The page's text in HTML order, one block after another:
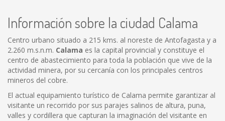
Información sobre la ciudad Calama
Centro urbano situado a 215 kms. al noreste de Antofagasta y a
2.260 m.s.n.m. Calama es la capital provincial y constituye el
centro de abastecimiento para toda la población que vive de la
actividad minera, por su cercanía con los principales centros
mineros del cobre.
El actual equipamiento turístico de Calama permite garantizar al
visitante un recorrido por sus parajes salinos de altura, puna,
valles y cordillera que capturan la imaginación del visitante en